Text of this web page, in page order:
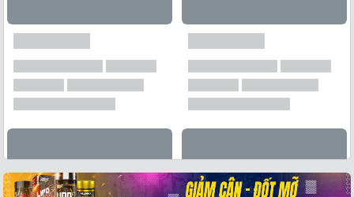
Xem tất cả →